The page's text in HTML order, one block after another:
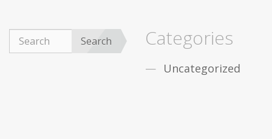
Search Categories
Uncategorized